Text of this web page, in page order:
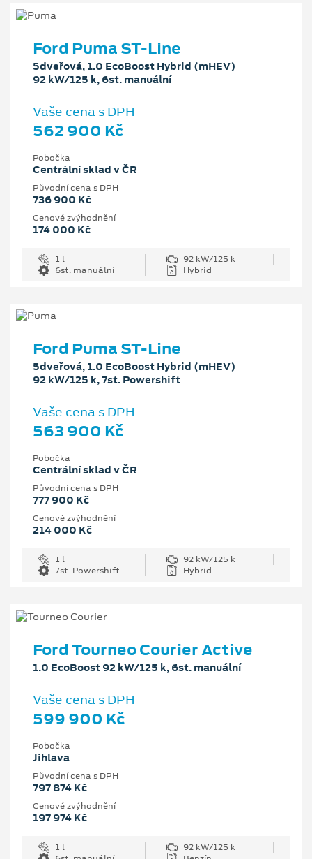
Ford Puma ST-Line
5dveřová, 1.0 EcoBoost Hybrid (mHEV)
92 kW/125 k, 6st. manuální
Vaše cena s DPH
562 900 Kč
Pobočka
Centrální sklad v ČR
Původní cena s DPH
736 900 Kč
Cenové zvýhodnění
174 000 Kč
1 l
92 kW/125 k
6st. manuální
Hybrid
Ford Puma ST-Line
5dveřová, 1.0 EcoBoost Hybrid (mHEV)
92 kW/125 k, 7st. Powershift
Vaše cena s DPH
563 900 Kč
Pobočka
Centrální sklad v ČR
Původní cena s DPH
777 900 Kč
Cenové zvýhodnění
214 000 Kč
1 l
92 kW/125 k
7st. Powershift
Hybrid
Ford Tourneo Courier Active
1.0 EcoBoost 92 kW/125 k, 6st. manuální
Vaše cena s DPH
599 900 Kč
Pobočka
Jihlava
Původní cena s DPH
797 874 Kč
Cenové zvýhodnění
197 974 Kč
1 l
92 kW/125 k